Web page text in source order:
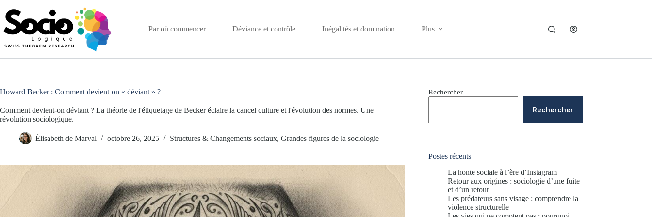
au
contenu
Par où commencer
Déviance et contrôle Inégalités et domination Plus
Howard Becker : Comment devient-on « déviant » ?
Comment devient-on déviant ? La théorie de l'étiquetage de Becker éclaire la cancel culture et l'évolution des normes. Une
révolution sociologique.
Élisabeth de Marval octobre 26, 2025 Structures & Changements sociaux, Grandes figures de la sociologie
Rechercher
Rechercher
Postes récents
La honte sociale à l’ère d’Instagram
Retour aux origines : sociologie d’une fuite
et d’un retour
Les prédateurs sans visage : comprendre la
violence structurelle